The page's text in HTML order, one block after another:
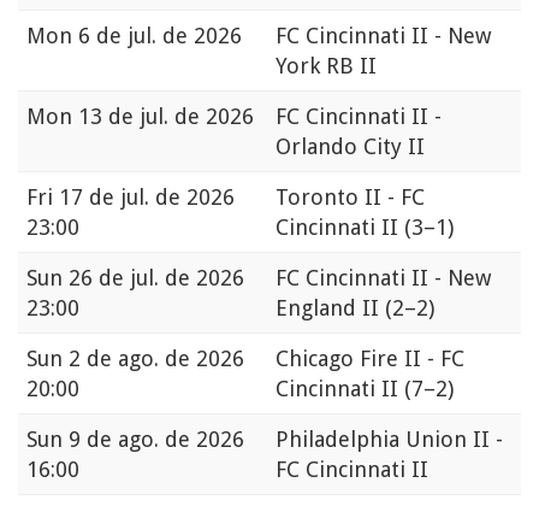
Mon 6 de jul. de 2026
FC Cincinnati II - New
York RB II
Mon 13 de jul. de 2026
FC Cincinnati II -
Orlando City II
Fri 17 de jul. de 2026
23:00
Toronto II - FC
Cincinnati II (3–1)
Sun 26 de jul. de 2026
23:00
FC Cincinnati II - New
England II (2–2)
Sun 2 de ago. de 2026
20:00
Chicago Fire II - FC
Cincinnati II (7–2)
Sun 9 de ago. de 2026
16:00
Philadelphia Union II -
FC Cincinnati II